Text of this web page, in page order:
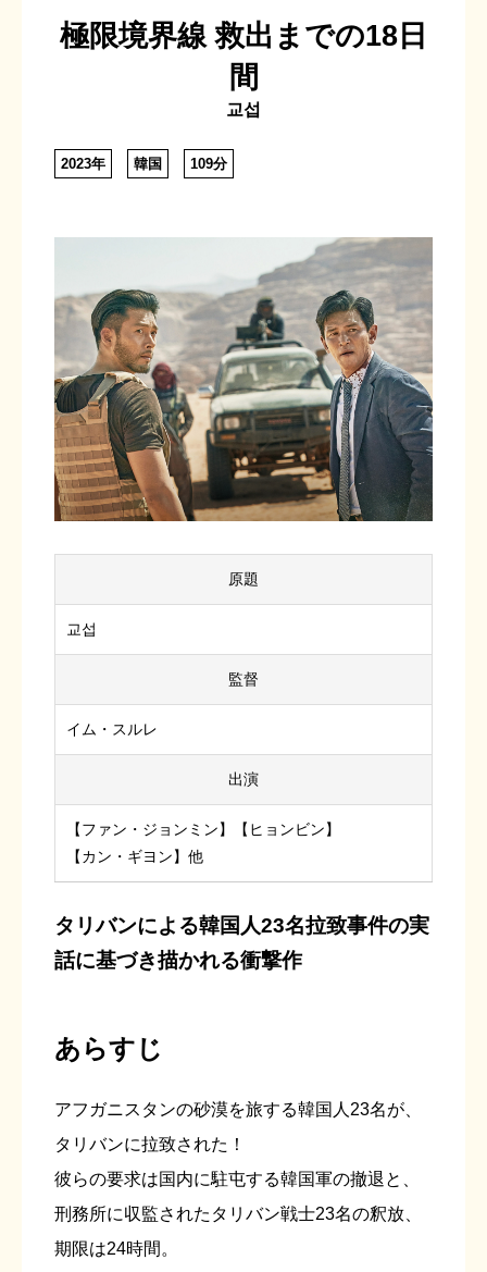
極限境界線 救出までの18日
間
교섭
2023年 韓国 109分
原題
교섭
監督
イム・スルレ
出演
【ファン・ジョンミン】【ヒョンビン】
【カン・ギヨン】他
タリバンによる韓国人23名拉致事件の実
話に基づき描かれる衝撃作
あらすじ
アフガニスタンの砂漠を旅する韓国人23名が、
タリバンに拉致された！
彼らの要求は国内に駐屯する韓国軍の撤退と、
刑務所に収監されたタリバン戦士23名の釈放、
期限は24時間。